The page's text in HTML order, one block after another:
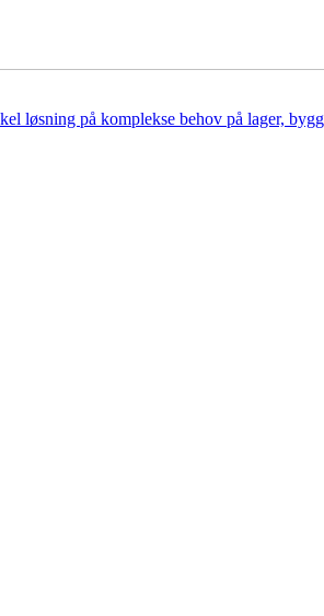
løsning på komplekse behov på lager,